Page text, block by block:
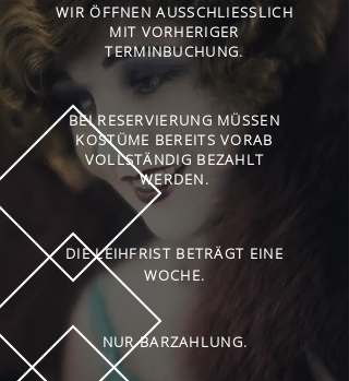
WIR ÖFFNEN AUSSCHLIESSLICH
MIT VORHERIGER
TERMINBUCHUNG.
BEI RESERVIERUNG MÜSSEN
KOSTÜME BEREITS VORAB
VOLLSTÄNDIG BEZAHLT
WERDEN.
DIE LEIHFRIST BETRÄGT EINE
WOCHE.
NUR BARZAHLUNG.